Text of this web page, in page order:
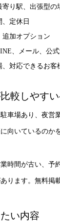
寄り駅、出張型の
定休日
追加オプション
、メール、公式
対応できるお客
較しやす
車場あり、夜営
向いているのか
時間が古い、予
ります。無料掲
い内容